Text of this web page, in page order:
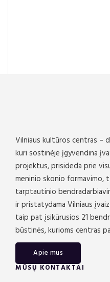
Vilniaus kultūros centras –
kuri sostinėje įgyvendina
projektus, prisideda prie
meninio skonio formavimo,
tarptautinio
ir pristatydama Vilniaus
taip pat įsikūrusios 21
būstinės, kurioms centras
Apie mus
MŪSŲ KONTAKTAI